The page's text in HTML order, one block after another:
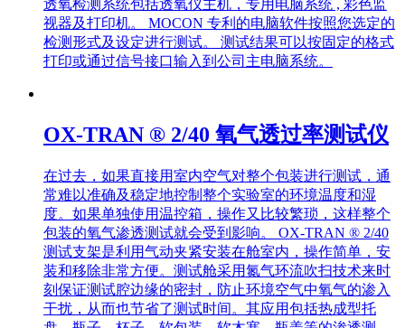
透氧检测系统包括透氧仪主机，专用电脑系统 , 彩色监
视器及打印机。 MOCON 专利的电脑软件按照您选定的
检测形式及设定进行测试。 测试结果可以按固定的格式
打印或通过信号接口输入到公司主电脑系统。
OX-TRAN ® 2/40 氧气透过率测试仪
在过去，如果直接用室内空气对整个包装进行测试，通
常难以准确及稳定地控制整个实验室的环境温度和湿
度。如果单独使用温控箱，操作又比较繁琐，这样整个
包装的氧气渗透测试就会受到影响。 OX-TRAN ® 2/40
测试支架是利用气动夹紧安装在舱室内，操作简单，安
装和移除非常方便。测试舱采用氮气环流吹扫技术来时
刻保证测试腔边缘的密封，防止环境空气中氧气的渗入
干扰，从而也节省了测试时间。其应用包括热成型托